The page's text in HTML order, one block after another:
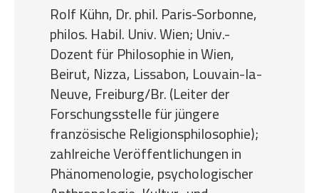
Rolf Kühn, Dr. phil. Paris-Sorbonne,
philos. Habil. Univ. Wien; Univ.-
Dozent für Philosophie in Wien,
Beirut, Nizza, Lissabon, Louvain-la-
Neuve, Freiburg/Br. (Leiter der
Forschungsstelle für jüngere
französische Religionsphilosophie);
zahlreiche Veröffentlichungen in
Phänomenologie, psychologischer